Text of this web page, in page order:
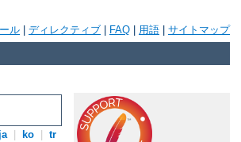
ル ディレクティブ FAQ 用語 サイトマップ
ja ko tr